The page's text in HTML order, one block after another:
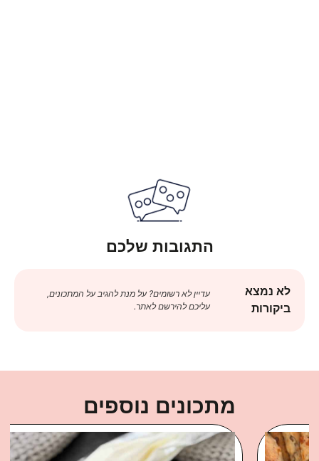
התגובות שלכם
לא נמצא
ביקורות
עדיין לא רשומים? על מנת להגיב על המתכונים,
עליכם להירשם לאתר.
מתכונים נוספים